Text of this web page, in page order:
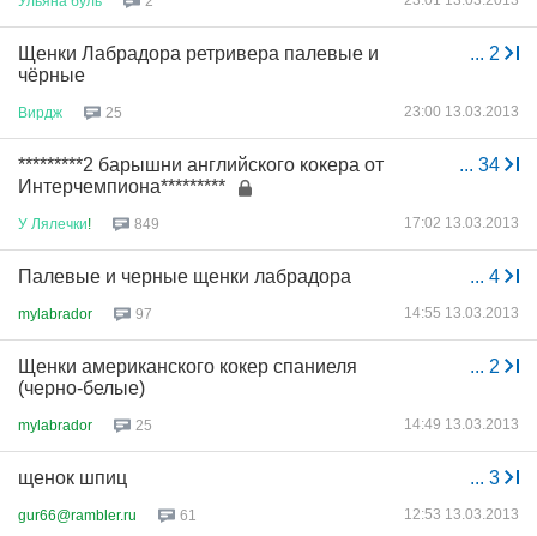
... 2
Щенки Лабрадора ретривера палевые и
чёрные
Вирдж 25 23:00 13.03.2013
... 34
*********2 барышни английского кокера от
Интерчемпиона*********
У Лялечки! 849 17:02 13.03.2013
... 4
Палевые и черные щенки лабрадора
mylabrador 97 14:55 13.03.2013
... 2
Щенки американского кокер спаниеля
(черно-белые)
mylabrador 25 14:49 13.03.2013
... 3
щенок шпиц
gur66@rambler.ru 61 12:53 13.03.2013